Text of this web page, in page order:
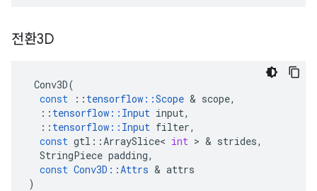
전환3D
Conv3D(
const
:: tensorflow ::Scope & scope,
:: tensorflow :: Input input,
:: tensorflow :: Input filter,
const gtl ::ArraySlice< int > & strides,
StringPiece padding,
const Conv3D ::Attrs & attrs
)